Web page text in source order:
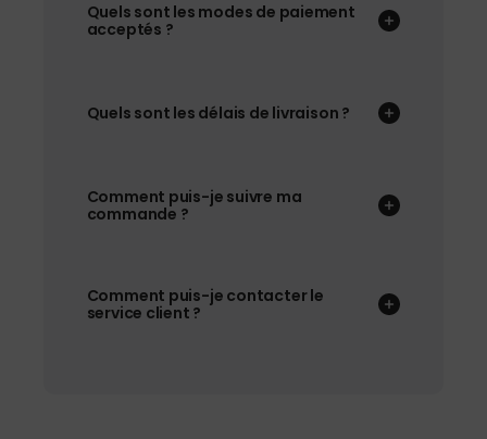
Quels sont les modes de paiement
acceptés ?
Quels sont les délais de livraison ?
Comment puis-je suivre ma
commande ?
Comment puis-je contacter le
service client ?